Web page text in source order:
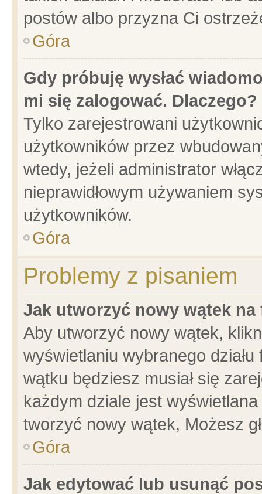
postów albo przyzna Ci
Góra
Gdy próbuję wysłać
mi się zalogować. Dlaczego?
Tylko zarejestrowani
użytkowników przez
wtedy, jeżeli administrator
nieprawidłowym używaniem
użytkowników.
Góra
Problemy z pisaniem
Jak utworzyć nowy wątek na
Aby utworzyć nowy wątek,
wyświetlaniu wybranego
wątku będziesz musiał się
każdym dziale jest
tworzyć nowy wątek, Możesz
Góra
Jak edytować lub usunąć